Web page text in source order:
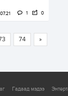
1 0
74 »
Гадаад мэдээ